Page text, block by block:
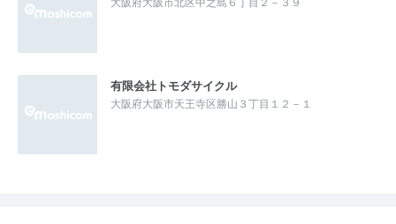
有限会社トモダサイクル
大阪府大阪市天王寺区勝山３丁目１２－１